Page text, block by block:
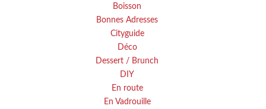
Boisson
Bonnes Adresses
Cityguide
Déco
Dessert / Brunch
DIY
En route
En Vadrouille